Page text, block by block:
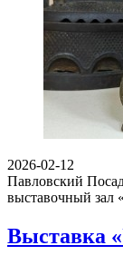
2026-02-12
Павловский
выставочный зал
Выставка